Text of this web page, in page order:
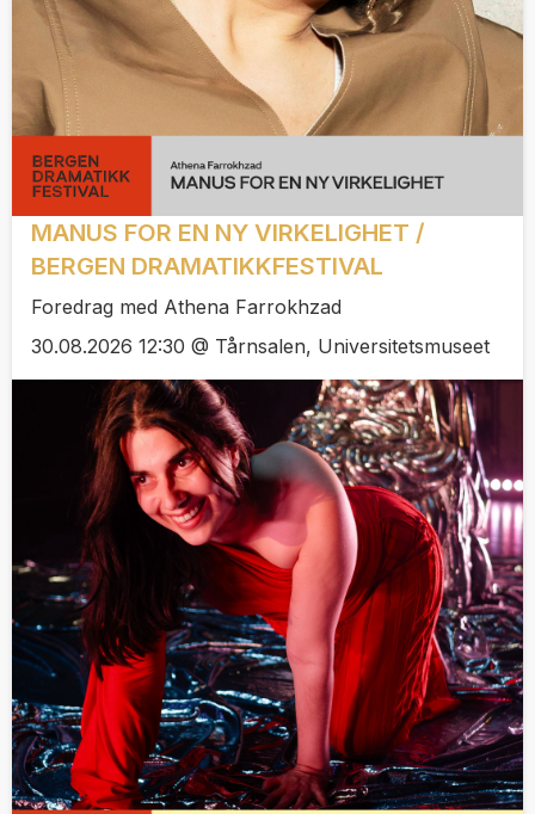
MANUS FOR EN NY VIRKELIGHET /
BERGEN DRAMATIKKFESTIVAL
Foredrag med Athena Farrokhzad
30.08.2026 12:30 @ Tårnsalen, Universitetsmuseet